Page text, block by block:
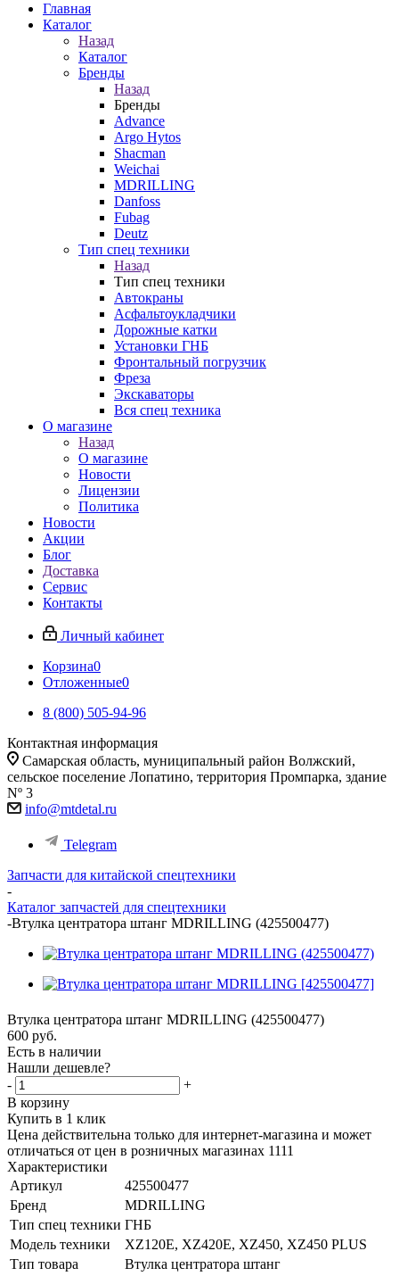
Главная
Каталог
Назад
Каталог
Бренды
Назад
Бренды
Advance
Argo Hytos
Shacman
Weichai
MDRILLING
Danfoss
Fubag
Deutz
Тип спец техники
Назад
Тип спец техники
Автокраны
Асфальтоукладчики
Дорожные катки
Установки ГНБ
Фронтальный погрузчик
Фреза
Экскаваторы
Вся спец техника
О магазине
Назад
О магазине
Новости
Лицензии
Политика
Новости
Акции
Блог
Доставка
Сервис
Контакты
Личный кабинет
Корзина0
Отложенные0
8 (800) 505-94-96
Контактная информация
Самарская область, муниципальный район Волжский,
сельское поселение Лопатино, территория Промпарка, здание
Nº 3
info@mtdetal.ru
Telegram
Запчасти для китайской спецтехники
-
Каталог запчастей для спецтехники
-Втулка центратора штанг MDRILLING (425500477)
Втулка центратора штанг MDRILLING (425500477)
600 руб.
Есть в наличии
Нашли дешевле?
-
+
В корзину
Купить в 1 клик
Цена действительна только для интернет-магазина и может
отличаться от цен в розничных магазинах 1111
Характеристики
Артикул
425500477
Бренд
MDRILLING
Тип спец техники ГНБ
Модель техники
XZ120E, XZ420E, XZ450, XZ450 PLUS
Тип товара
Втулка центратора штанг